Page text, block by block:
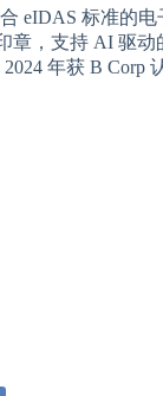
eIDAS 标准的
，支持 AI 驱
年获 B Corp